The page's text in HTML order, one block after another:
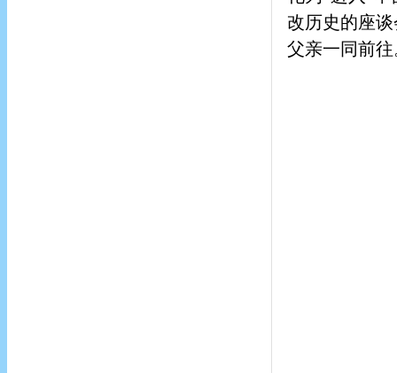
改历史的座
父亲一同前往